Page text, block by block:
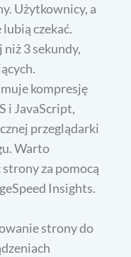
Użytkownicy, a
czekać.
niż 3 sekundy,
kompresję
i JavaScript,
przeglądarki
Warto
za pomocą
Insights.
strony do